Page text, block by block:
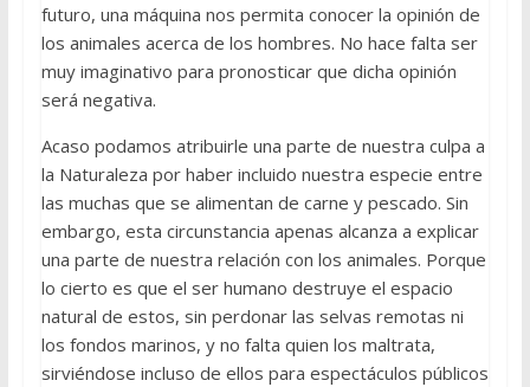
futuro, una máquina nos permita conocer la opinión de
los animales acerca de los hombres. No hace falta ser
muy imaginativo para pronosticar que dicha opinión
será negativa.
Acaso podamos atribuirle una parte de nuestra culpa a
la Naturaleza por haber incluido nuestra especie entre
las muchas que se alimentan de carne y pescado. Sin
embargo, esta circunstancia apenas alcanza a explicar
una parte de nuestra relación con los animales. Porque
lo cierto es que el ser humano destruye el espacio
natural de estos, sin perdonar las selvas remotas ni
los fondos marinos, y no falta quien los maltrata,
sirviéndose incluso de ellos para espectáculos públicos